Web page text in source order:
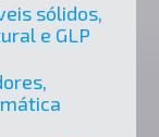
sólidos,
e GLP